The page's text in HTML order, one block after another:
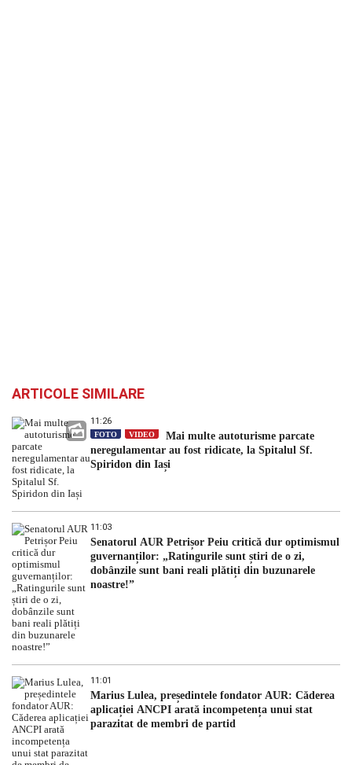
ARTICOLE SIMILARE
11:26
FOTO VIDEO
Mai multe autoturisme parcate
neregulamentar au fost ridicate, la Spitalul Sf.
Spiridon din Iași
11:03
Senatorul AUR Petrișor Peiu critică dur optimismul
guvernanților: „Ratingurile sunt știri de o zi,
dobânzile sunt bani reali plătiți din buzunarele
noastre!”
11:01
Marius Lulea, președintele fondator AUR: Căderea
aplicației ANCPI arată incompetența unui stat
parazitat de membri de partid